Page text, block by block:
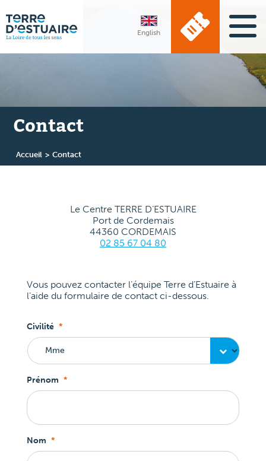
English
Contact
Accueil > Contact
Le Centre TERRE D’ESTUAIRE
Port de Cordemais
44360 CORDEMAIS
02 85 67 04 80
Vous pouvez contacter l’équipe Terre d’Estuaire à
l’aide du formulaire de contact ci-dessous.
Civilité *
Prénom *
Nom *